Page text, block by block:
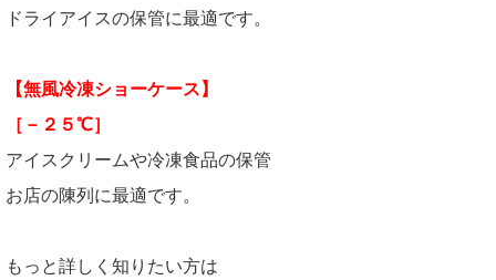
ドライアイスの保管に最適です。
【無風冷凍ショーケース】
［－２５℃］
アイスクリームや冷凍食品の保管
お店の陳列に最適です。
もっと詳しく知りたい方は